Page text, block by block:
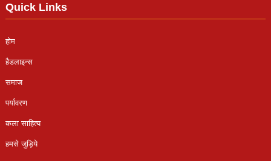
Quick Links
होम
हैडलाइन्स
समाज
पर्यावरण
कला साहित्य
हमसे जुड़िये